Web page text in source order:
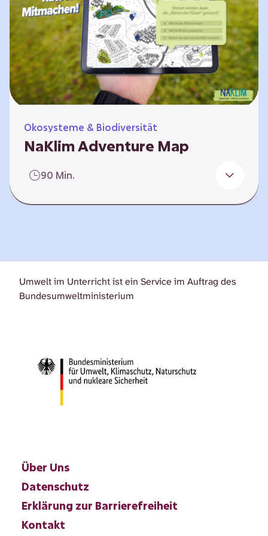
Ökosysteme & Biodiversität
NaKlim Adventure Map
Eure Ideen und Projekte sichtbar machen
Teilt euer eigenes Projekt auf der NaKlim
unserer Ökosysteme durchgeführt – zum…
90 Min.
Umwelt im Unterricht ist ein Service im Auftrag des
Bundesumweltministerium
Über Uns
Datenschutz
Erklärung zur Barrierefreiheit
Kontakt